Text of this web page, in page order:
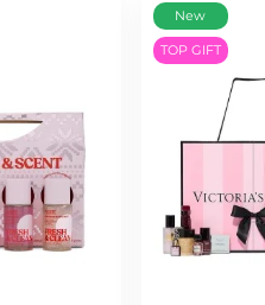
New
TOP GIFT